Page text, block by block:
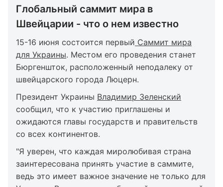
Глобальный саммит мира в
Швейцарии - что о нем известно
15-16 июня состоится первый Саммит мира
для Украины. Местом его проведения станет
Бюргеншток, расположенный неподалеку от
швейцарского города Люцерн.
Президент Украины Владимир Зеленский
сообщил, что к участию приглашены и
ожидаются главы государств и правительств
со всех континентов.
"Я уверен, что каждая миролюбивая страна
заинтересована принять участие в саммите,
ведь это имеет важное значение не только для